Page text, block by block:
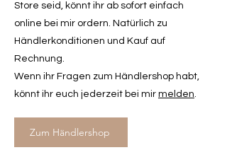
Store seid, könnt ihr ab sofort einfach
online bei mir ordern. Natürlich zu
Händlerkonditionen und Kauf auf
Rechnung.
Wenn ihr Fragen zum Händlershop habt,
könnt ihr euch jederzeit bei mir melden.
Zum Händlershop